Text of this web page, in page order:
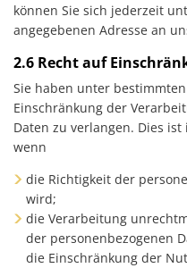
können Sie sich jederzeit
angegebenen Adresse an
2.6 Recht auf
Sie haben unter
Einschränkung der
Daten zu verlangen. Dies
wenn
die Richtigkeit der
wird;
die Verarbeitung
der personenbezogenen
die Einschränkung der